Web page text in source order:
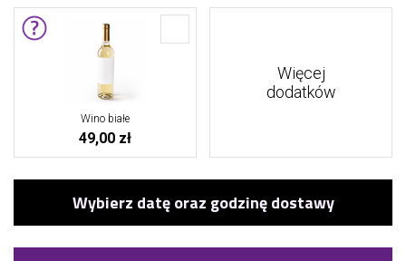
Wino białe
49,00 zł
Więcej
dodatków